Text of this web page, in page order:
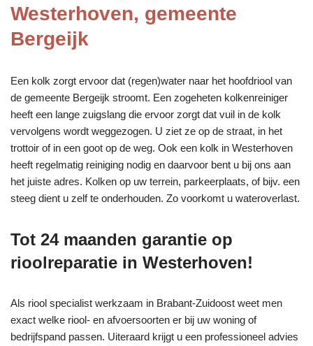
Westerhoven, gemeente
Bergeijk
Een kolk zorgt ervoor dat (regen)water naar het hoofdriool van
de gemeente Bergeijk stroomt. Een zogeheten kolkenreiniger
heeft een lange zuigslang die ervoor zorgt dat vuil in de kolk
vervolgens wordt weggezogen. U ziet ze op de straat, in het
trottoir of in een goot op de weg. Ook een kolk in Westerhoven
heeft regelmatig reiniging nodig en daarvoor bent u bij ons aan
het juiste adres. Kolken op uw terrein, parkeerplaats, of bijv. een
steeg dient u zelf te onderhouden. Zo voorkomt u wateroverlast.
Tot 24 maanden garantie op
rioolreparatie in Westerhoven!
Als riool specialist werkzaam in Brabant-Zuidoost weet men
exact welke riool- en afvoersoorten er bij uw woning of
bedrijfspand passen. Uiteraard krijgt u een professioneel advies